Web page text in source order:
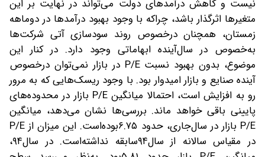
نیست و کاهش درآمدهای دولت می‌تواند در نهایت بر این
متغیرها اثرگذار باشد، چراکه با وجود بهبود درآمدها در دوماهه
زمستان، همچنان درخصوص روند سودسازی آتی شرکت‌ها
به‌خصوص در سال‌آینده ابهاماتی وجود دارد. در کنار این
موضوع، بدون بهبود نسبت P/E در بازار نمی‌توان درخصوص
آینده صنایع و بازار امیدوار بود. با وجود ریسک‌هایی که به مرور
رو به افزایش است، احتمالا میانگین P/E بازار در محدوده‌های
پایینی باقی خواهد ماند. بررسی‌‌‌‌‌‌ها نشان می‌دهد، میانگین
P/E بازار در سال‌جاری، حدود ۶.۷۵بوده‌است. این میزان از P/E
در مقیاس سالانه از سال۹۴سابقه نداشته‌است. در سال۹۴،